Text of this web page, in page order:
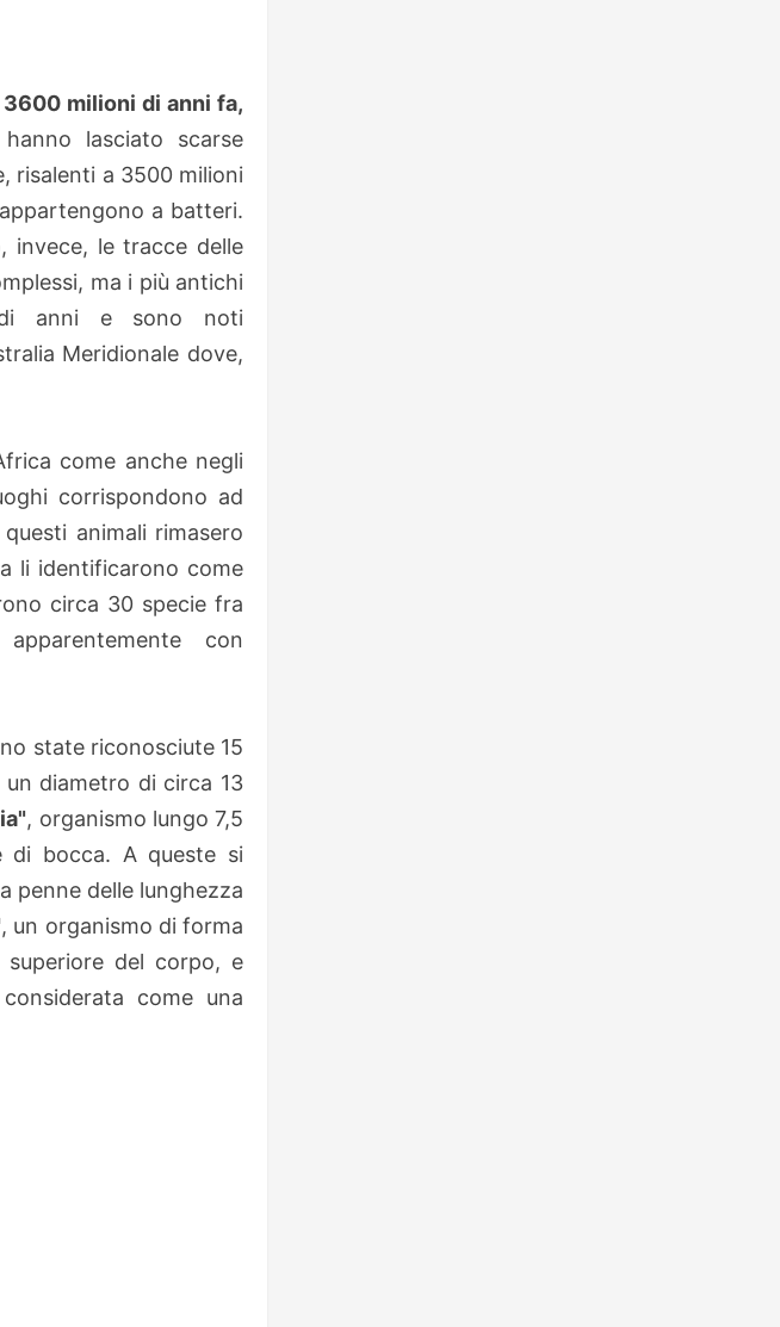
milioni di anni fa,
lasciato scarse
risalenti a 3500 milioni
a batteri.
invece, le tracce delle
ma i più antichi
anni e sono noti
Meridionale dove,
come anche negli
corrispondono ad
animali rimasero
li identificarono come
circa 30 specie fra
con
state riconosciute 15
diametro di circa 13
, organismo lungo 7,5
di bocca. A queste si
penne delle lunghezza
, un organismo di forma
del corpo, e
come una